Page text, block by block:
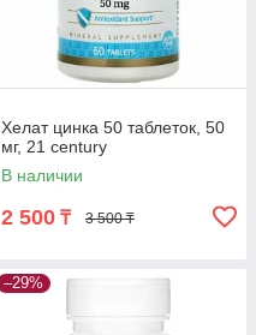
Хелат цинка 50 таблеток, 50
мг, 21 century
В наличии
2 500 ₸ 3 500 ₸
–29%